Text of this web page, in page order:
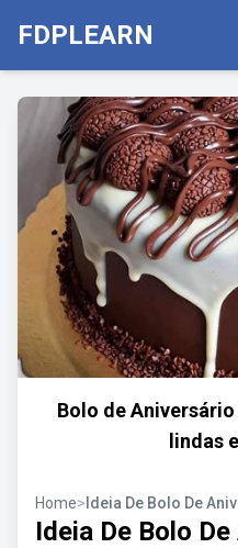
FDPLEARN
Bolo de
lindas
Home> Ideia De Bolo De
Ideia De Bolo